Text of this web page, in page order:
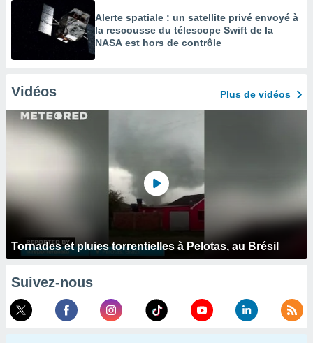
Alerte spatiale : un satellite privé envoyé à
la rescousse du télescope Swift de la
NASA est hors de contrôle
Vidéos Plus de vidéos
Tornades et pluies torrentielles à Pelotas, au Brésil
Suivez-nous